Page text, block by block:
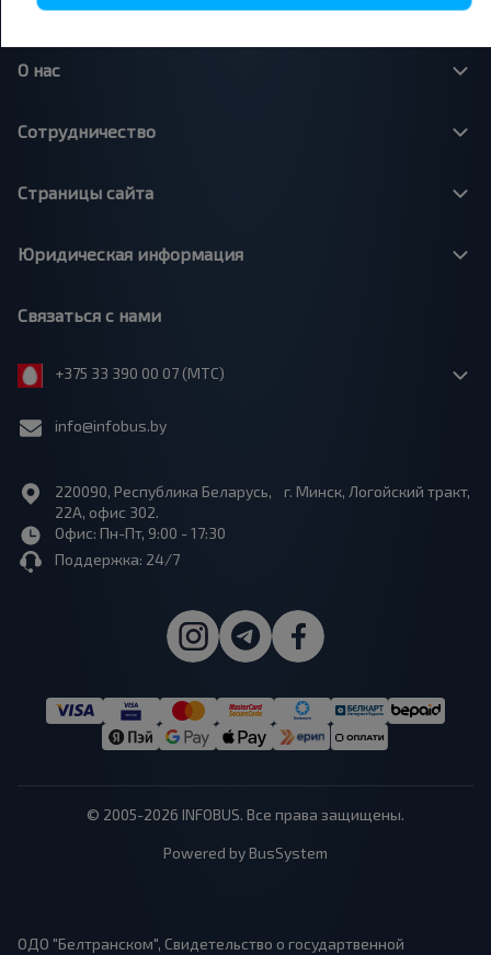
О нас
Сотрудничество
Страницы сайта
Юридическая информация
Связаться с нами
+375 33 390 00 07 (МТС)
info@infobus.by
220090, Республика Беларусь, г. Минск, Логойский тракт,
22А, офис 302.
Офис: Пн-Пт, 9:00 - 17:30
Поддержка: 24/7
© 2005-2026 INFOBUS. Все права защищены.
Powered by BusSystem
ОДО "Белтранском", Свидетельство о государтвенной